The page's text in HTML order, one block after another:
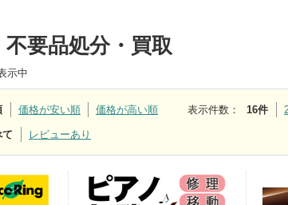
不要品処分・買取
示中
価格が安い順 価格が高い順 表示件数 ： 16件
て レビューあり